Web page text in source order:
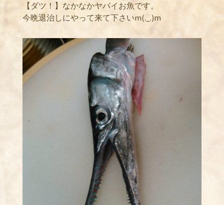
【ダツ！】なかなかヤバイお魚です。
今晩退治しにやって来て下さいm(._.)m